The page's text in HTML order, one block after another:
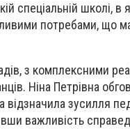
спеціальній школі, в
потребами, що
з комплексними
Ніна Петрівна
зусилля
важливість